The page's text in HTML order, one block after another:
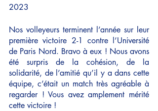
2023
Nos volleyeurs terminent l’année sur leur
première victoire 2-1 contre l’Université
de Paris Nord. Bravo à eux ! Nous avons
été surpris de la cohésion, de la
solidarité, de l’amitié qu’il y a dans cette
équipe, c’était un match très agréable à
regarder ! Vous avez amplement mérité
cette victoire !